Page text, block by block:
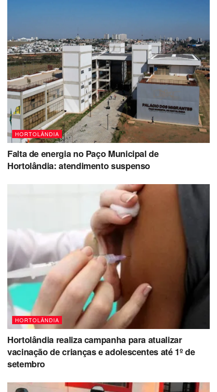
HORTOLÂNDIA
Falta de energia no Paço Municipal de
Hortolândia: atendimento suspenso
HORTOLÂNDIA
Hortolândia realiza campanha para atualizar
vacinação de crianças e adolescentes até 1º de
setembro